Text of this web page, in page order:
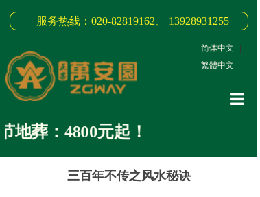
服务热线：020-82819162、 13928931255
简体中文
繁體中文
地葬：4800元起！
三百年不传之风水秘诀